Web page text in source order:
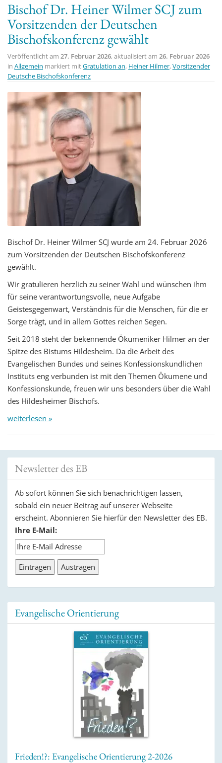
Bischof Dr. Heiner Wilmer SCJ zum
Vorsitzenden der Deutschen
Bischofskonferenz gewählt
Veröffentlicht am 27. Februar 2026, aktualisiert am 26. Februar 2026
in Allgemein markiert mitGratulation an, Heiner Hilmer,Vorsitzender
Deutsche Bischofskonferenz
Bischof Dr. Heiner Wilmer SCJ wurde am 24. Februar 2026
zum Vorsitzenden der Deutschen Bischofskonferenz
gewählt.
Wir gratulieren herzlich zu seiner Wahl und wünschen ihm
für seine verantwortungsvolle, neue Aufgabe
Geistesgegenwart, Verständnis für die Menschen, für die er
Sorge trägt, und in allem Gottes reichen Segen.
Seit 2018 steht der bekennende Ökumeniker Hilmer an der
Spitze des Bistums Hildesheim. Da die Arbeit des
Evangelischen Bundes und seines Konfessionskundlichen
Instituts eng verbunden ist mit den Themen Ökumene und
Konfessionskunde, freuen wir uns besonders über die Wahl
des Hildesheimer Bischofs.
weiterlesen »
Newsletter des EB
Ab sofort können Sie sich benachrichtigen lassen,
sobald ein neuer Beitrag auf unserer Webseite
erscheint. Abonnieren Sie hierfür den Newsletter des EB.
Ihre E-Mail:
Evangelische Orientierung
Frieden!?: Evangelische Orientierung 2-2026